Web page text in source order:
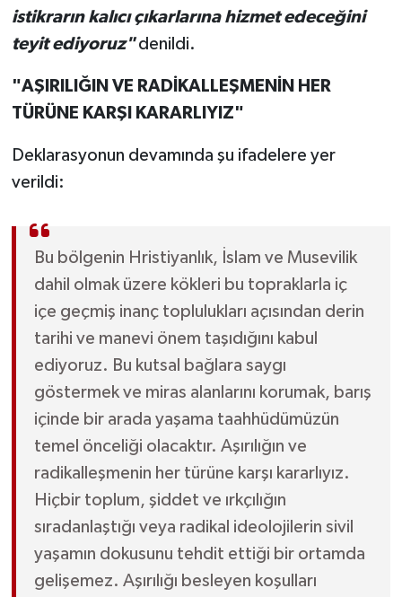
istikrarın kalıcı çıkarlarına hizmet edeceğini
teyit ediyoruz"denildi.
"AŞIRILIĞIN VE RADİKALLEŞMENİN HER
TÜRÜNE KARŞI KARARLIYIZ"
Deklarasyonun devamında şu ifadelere yer
verildi:
Bu bölgenin Hristiyanlık, İslam ve Musevilik
dahil olmak üzere kökleri bu topraklarla iç
içe geçmiş inanç toplulukları açısından derin
tarihi ve manevi önem taşıdığını kabul
ediyoruz. Bu kutsal bağlara saygı
göstermek ve miras alanlarını korumak, barış
içinde bir arada yaşama taahhüdümüzün
temel önceliği olacaktır. Aşırılığın ve
radikalleşmenin her türüne karşı kararlıyız.
Hiçbir toplum, şiddet ve ırkçılığın
sıradanlaştığı veya radikal ideolojilerin sivil
yaşamın dokusunu tehdit ettiği bir ortamda
gelişemez. Aşırılığı besleyen koşulları